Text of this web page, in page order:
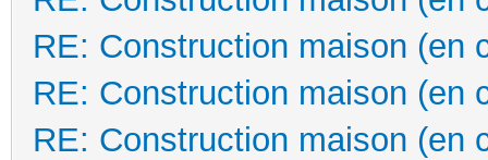
RE: Construction maison (en
RE: Construction maison (en
RE: Construction maison (en